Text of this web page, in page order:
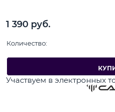
1 390 руб.
Количество:
Участвуем в электронных